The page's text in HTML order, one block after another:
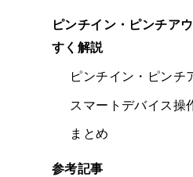
ピンチイン・ピンチア
すく解説
ピンチイン・ピンチ
スマートデバイス操
まとめ
参考記事